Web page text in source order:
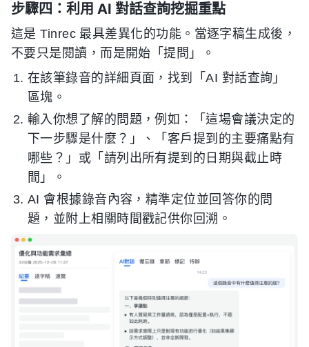
步驟四：利用 AI 對話查詢挖掘重點
這是 Tinrec 最具差異化的功能。當逐字稿生成後，
不要只是閱讀，而是開始「提問」。
在該筆錄音的詳細頁面，找到「AI 對話查詢」
區塊。
輸入你想了解的問題，例如：「這場會議決定的
下一步驟是什麼？」、「客戶提到的主要痛點有
哪些？」或「請列出所有提到的日期與截止時
間」。
AI 會根據錄音內容，精準定位並回答你的問
題，並附上相關時間戳記供你回溯。